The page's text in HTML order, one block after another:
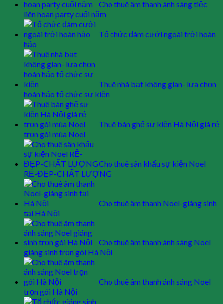
Cho thuê âm thanh ánh sáng tiệc
liên hoan party cuối năm
Tổ chức đám cưới ngoài trời hoàn
hảo
Thuê nhà bạt không gian- lựa chọn
hoàn hảo tổ chức sự kiện
Thuê bàn ghế sự kiện Hà Nội giá rẻ
trọn gói mùa Noel
Cho thuê sân khấu sự kiện Noel
RẺ-ĐẸP-CHẤT LƯỢNG
Cho thuê âm thanh Noel-giáng sinh
tại Hà Nội
Cho thuê âm thanh ánh sáng Noel
giáng sinh trọn gói Hà Nội
Cho thuê âm thanh ánh sáng Noel
trọn gói Hà Nội